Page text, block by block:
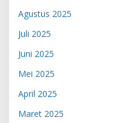
Agustus 2025
Juli 2025
Juni 2025
Mei 2025
April 2025
Maret 2025